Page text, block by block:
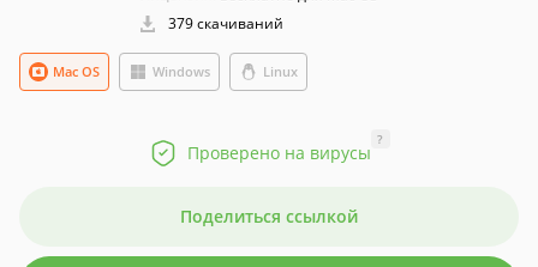
379 скачиваний
Mac OS Windows Linux
Проверено на вирусы
?
Поделиться ссылкой